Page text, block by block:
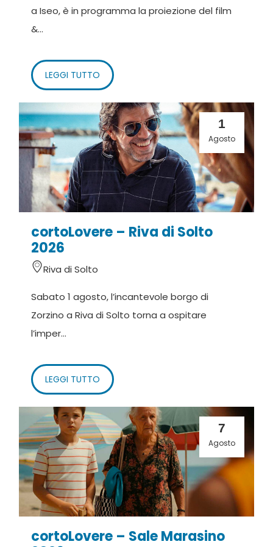
a Iseo, è in programma la proiezione del film
&...
LEGGI TUTTO
1
Agosto
cortoLovere – Riva di Solto
2026
Riva di Solto
Sabato 1 agosto, l’incantevole borgo di
Zorzino a Riva di Solto torna a ospitare
l’imper...
LEGGI TUTTO
7
Agosto
cortoLovere – Sale Marasino